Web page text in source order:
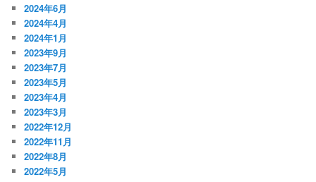
2024年6月
2024年4月
2024年1月
2023年9月
2023年7月
2023年5月
2023年4月
2023年3月
2022年12月
2022年11月
2022年8月
2022年5月